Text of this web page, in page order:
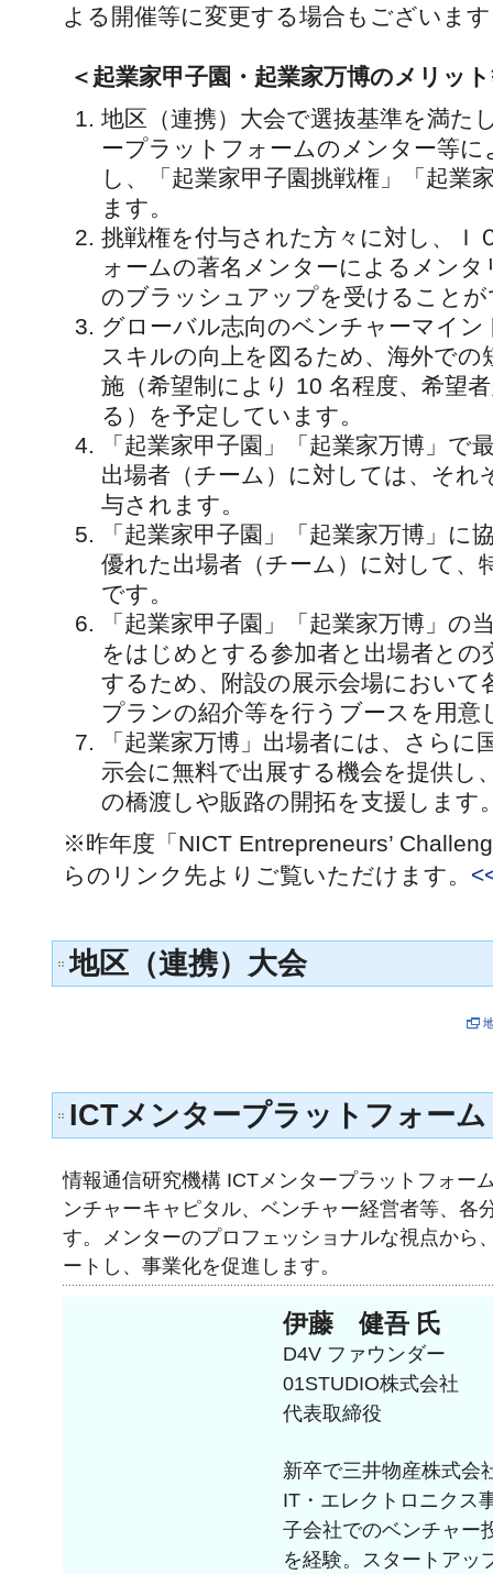
よる開催等に変更する場合もございま
＜起業家甲子園・起業家万博のメリッ
地区（連携）大会で選抜基準を満た
ープラットフォームのメンター等
し、「起業家甲子園挑戦権」「起業
ます。
挑戦権を付与された方々に対し、Ｉ
ォームの著名メンターによるメン
のブラッシュアップを受けること
グローバル志向のベンチャーマイ
スキルの向上を図るため、海外で
施（希望制により 10 名程度、希望
る）を予定しています。
「起業家甲子園」「起業家万博」で
出場者（チーム）に対しては、それ
与されます。
「起業家甲子園」「起業家万博」に
優れた出場者（チーム）に対して、
です。
「起業家甲子園」「起業家万博」の
をはじめとする参加者と出場者との
するため、附設の展示会場において
プランの紹介等を行うブースを用意
「起業家万博」出場者には、さらに
示会に無料で出展する機会を提供し
の橋渡しや販路の開拓を支援します
※昨年度「NICT Entrepreneurs’
らのリンク先よりご覧いただけます。
地区（連携）大会
ICTメンタープラットフォー
情報通信研究機構 ICTメンタープラットフォー
ンチャーキャピタル、ベンチャー経営者等、各
す。メンターのプロフェッショナルな視点から
ートし、事業化を促進します。
伊藤 健吾 氏
D4V ファウンダー
01STUDIO株式会社
代表取締役
新卒で三井物産株式会
IT・エレクトロニクス
子会社でのベンチャー
を経験。スタートアッ